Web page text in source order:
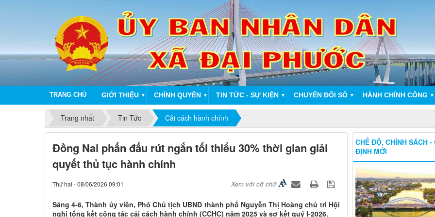
TRANG CHỦ GIỚI THIỆU ▼ CHÍNH QUYỀN ▼ TIN TỨC - SỰ KIỆN ▼ CHUYỂN ĐỔI SỐ ▼ HÀNH CHÍNH CÔNG ▼
Trang nhất Tin Tức Cải cách hành chính
Đồng Nai phấn đấu rút ngắn tối thiểu 30% thời gian giải
quyết thủ tục hành chính
Thứ hai - 08/06/2026 09:01 Xem với cỡ chữ
Sáng 4-6, Thành ủy viên, Phó Chủ tịch UBND thành phố Nguyễn Thị Hoàng chủ trì Hội
nghị tổng kết công tác cải cách hành chính (CCHC) năm 2025 và sơ kết quý I-2026.
CHẾ ĐỘ, CHÍNH SÁCH -
ĐỊNH MỚI